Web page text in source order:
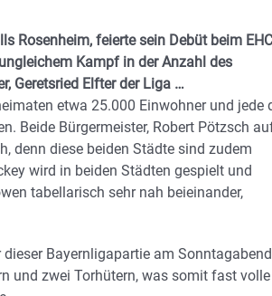
Rosenheim, feierte sein Debüt beim EHC
Kampf in der Anzahl des
Geretsried Elfter der Liga …
etwa 25.000 Einwohner und jede
Beide Bürgermeister, Robert Pötzsch
denn diese beiden Städte sind zudem
wird in beiden Städten gespielt und
tabellarisch sehr nah beieinander,
Bayernligapartie am Sonntagabend
und zwei Torhütern, was somit fast volle